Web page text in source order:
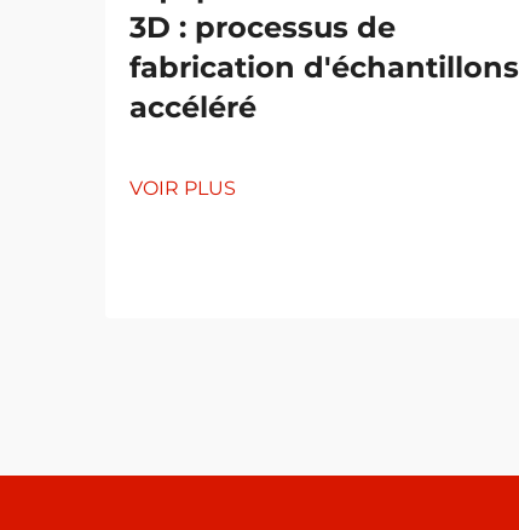
3D : processus de
fabrication d'échantillons
accéléré
VOIR PLUS